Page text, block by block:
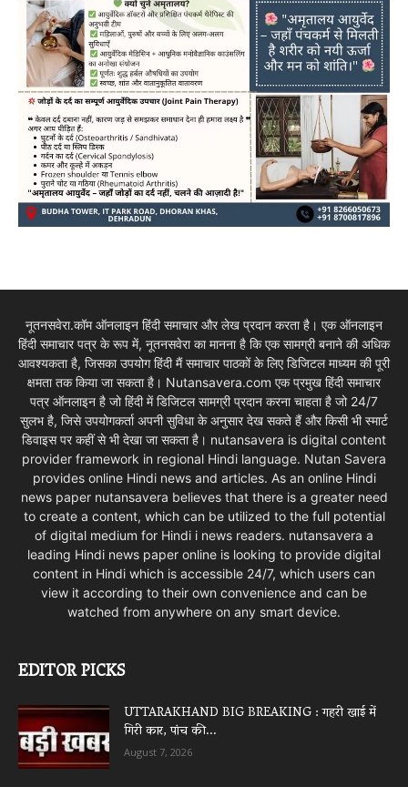
नूतनसवेरा.कॉम ऑनलाइन हिंदी समाचार और लेख प्रदान करता है। एक ऑनलाइन
हिंदी समाचार पत्र के रूप में, नूतनसवेरा का मानना है कि एक सामग्री बनाने की अधिक
आवश्यकता है, जिसका उपयोग हिंदी मैं समाचार पाठकों के लिए डिजिटल माध्यम की पूरी
क्षमता तक किया जा सकता है। Nutansavera.com एक प्रमुख हिंदी समाचार
पत्र ऑनलाइन है जो हिंदी में डिजिटल सामग्री प्रदान करना चाहता है जो 24/7
सुलभ है, जिसे उपयोगकर्ता अपनी सुविधा के अनुसार देख सकते हैं और किसी भी स्मार्ट
डिवाइस पर कहीं से भी देखा जा सकता है। nutansavera is digital content
provider framework in regional Hindi language. Nutan Savera
provides online Hindi news and articles. As an online Hindi
news paper nutansavera believes that there is a greater need
to create a content, which can be utilized to the full potential
of digital medium for Hindi i news readers. nutansavera a
leading Hindi news paper online is looking to provide digital
content in Hindi which is accessible 24/7, which users can
view it according to their own convenience and can be
watched from anywhere on any smart device.
EDITOR PICKS
UTTARAKHAND BIG BREAKING : गहरी खाई में
गिरी कार, पांच की...
August 7, 2026